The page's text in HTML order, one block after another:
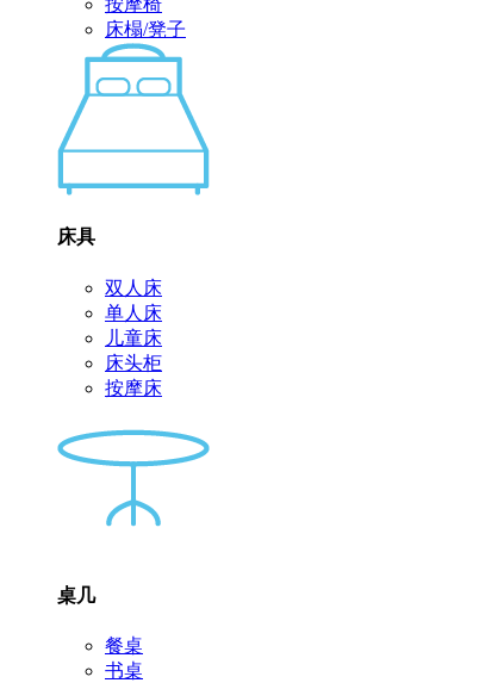
按摩椅
床榻/凳子
床具
双人床
单人床
儿童床
床头柜
按摩床
桌几
餐桌
书桌